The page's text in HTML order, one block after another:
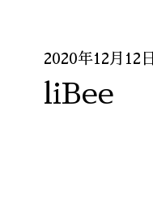
2020年12月12日
liBee